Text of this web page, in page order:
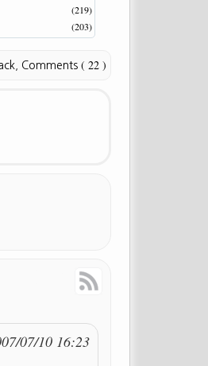
(219)
(203)
Comments ( 22 )
07/10 16:23